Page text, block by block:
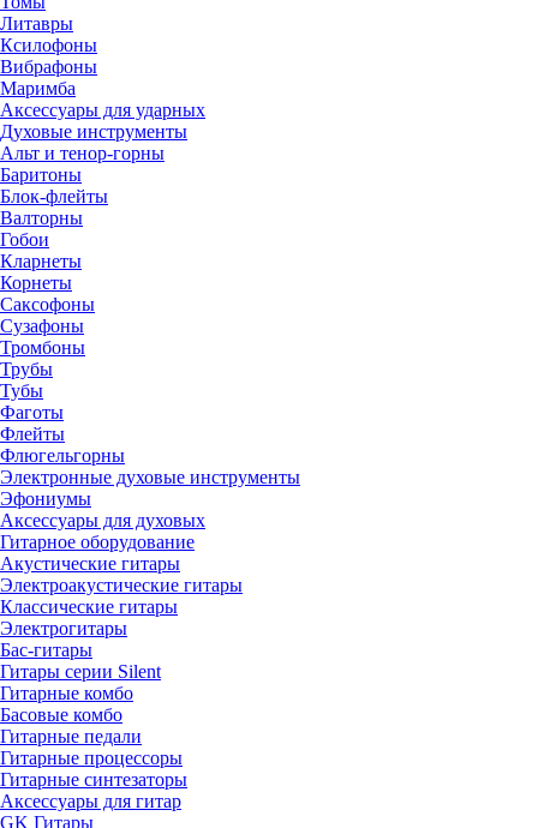
Литавры
Ксилофоны
Вибрафоны
Маримба
Аксессуары для ударных
Духовые инструменты
Альт и тенор-горны
Баритоны
Блок-флейты
Валторны
Гобои
Кларнеты
Корнеты
Саксофоны
Сузафоны
Тромбоны
Трубы
Тубы
Фаготы
Флейты
Флюгельгорны
Электронные духовые инструменты
Эфониумы
Аксессуары для духовых
Гитарное оборудование
Акустические гитары
Электроакустические гитары
Классические гитары
Электрогитары
Бас-гитары
Гитары серии Silent
Гитарные комбо
Басовые комбо
Гитарные педали
Гитарные процессоры
Гитарные синтезаторы
Аксессуары для гитар
GK Гитары